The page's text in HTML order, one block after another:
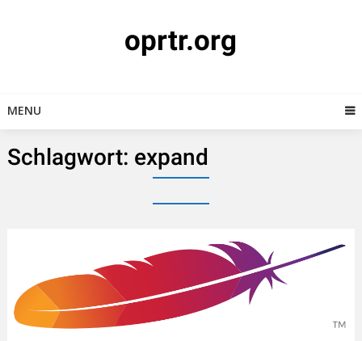
oprtr.org
MENU
Schlagwort: expand